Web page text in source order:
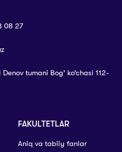
08 27
tumani Bog’ ko’chasi 112-
FAKULTETLAR
Aniq va tabiiy fanlar